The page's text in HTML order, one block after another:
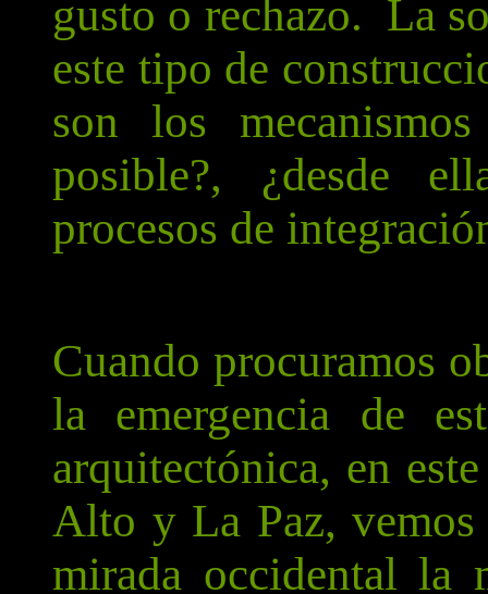
gusto o rechazo. La
este tipo de
son los
posible?, ¿desde
procesos de
Cuando procuramos
la emergencia de
arquitectónica, en
Alto y La Paz, vemos
mirada occidental la